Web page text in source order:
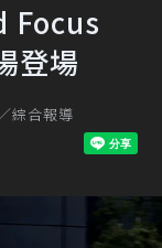
Focus
登場
綜合報導